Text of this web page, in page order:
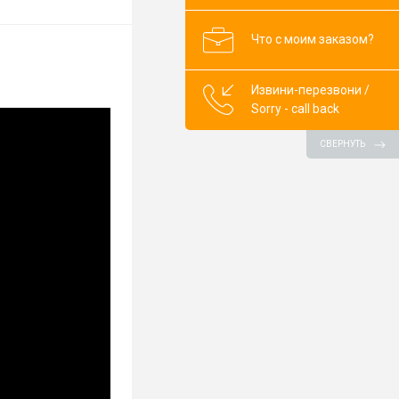
Что с моим заказом?
Извини-перезвони /
Sorry - call back
СВЕРНУТЬ